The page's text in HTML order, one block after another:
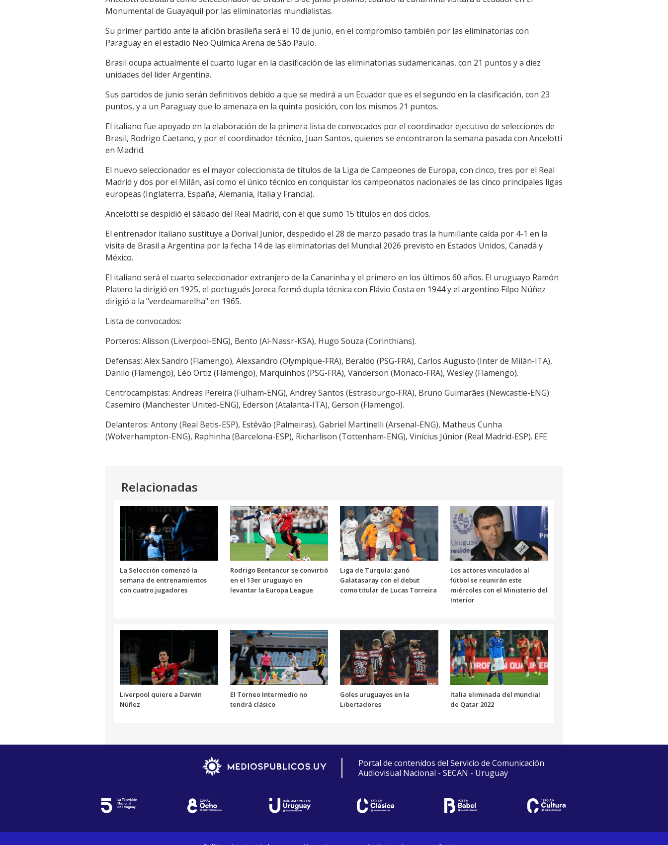
Monumental de Guayaquil por las eliminatorias mundialistas.
Su primer partido ante la afición brasileña será el 10 de junio, en el compromiso también por las eliminatorias con
Paraguay en el estadio Neo Química Arena de São Paulo.
Brasil ocupa actualmente el cuarto lugar en la clasificación de las eliminatorias sudamericanas, con 21 puntos y a diez
unidades del líder Argentina.
Sus partidos de junio serán definitivos debido a que se medirá a un Ecuador que es el segundo en la clasificación, con 23
puntos, y a un Paraguay que lo amenaza en la quinta posición, con los mismos 21 puntos.
El italiano fue apoyado en la elaboración de la primera lista de convocados por el coordinador ejecutivo de selecciones de
Brasil, Rodrigo Caetano, y por el coordinador técnico, Juan Santos, quienes se encontraron la semana pasada con Ancelotti
en Madrid.
El nuevo seleccionador es el mayor coleccionista de títulos de la Liga de Campeones de Europa, con cinco, tres por el Real
Madrid y dos por el Milán, así como el único técnico en conquistar los campeonatos nacionales de las cinco principales ligas
europeas (Inglaterra, España, Alemania, Italia y Francia).
Ancelotti se despidió el sábado del Real Madrid, con el que sumó 15 títulos en dos ciclos.
El entrenador italiano sustituye a Dorival Junior, despedido el 28 de marzo pasado tras la humillante caída por 4-1 en la
visita de Brasil a Argentina por la fecha 14 de las eliminatorias del Mundial 2026 previsto en Estados Unidos, Canadá y
México.
El italiano será el cuarto seleccionador extranjero de la Canarinha y el primero en los últimos 60 años. El uruguayo Ramón
Platero la dirigió en 1925, el portugués Joreca formó dupla técnica con Flávio Costa en 1944 y el argentino Filpo Núñez
dirigió a la "verdeamarelha" en 1965.
Lista de convocados:
Porteros: Alisson (Liverpool-ENG), Bento (Al-Nassr-KSA), Hugo Souza (Corinthians).
Defensas: Alex Sandro (Flamengo), Alexsandro (Olympique-FRA), Beraldo (PSG-FRA), Carlos Augusto (Inter de Milán-ITA),
Danilo (Flamengo), Léo Ortiz (Flamengo), Marquinhos (PSG-FRA), Vanderson (Monaco-FRA), Wesley (Flamengo).
Centrocampistas: Andreas Pereira (Fulham-ENG), Andrey Santos (Estrasburgo-FRA), Bruno Guimarães (Newcastle-ENG)
Casemiro (Manchester United-ENG), Ederson (Atalanta-ITA), Gerson (Flamengo).
Delanteros: Antony (Real Betis-ESP), Estêvão (Palmeiras), Gabriel Martinelli (Arsenal-ENG), Matheus Cunha
(Wolverhampton-ENG), Raphinha (Barcelona-ESP), Richarlison (Tottenham-ENG), Vinícius Júnior (Real Madrid-ESP). EFE
Relacionadas
La Selección comenzó la
semana de entrenamientos
con cuatro jugadores
Rodrigo Bentancur se convirtió
en el 13er uruguayo en
levantar la Europa League
Liga de Turquía: ganó
Galatasaray con el debut
como titular de Lucas Torreira
Los actores vinculados al
fútbol se reunirán este
miércoles con el Ministerio del
Interior
Liverpool quiere a Darwin
Núñez
El Torneo Intermedio no
tendrá clásico
Goles uruguayos en la
Libertadores
Italia eliminada del mundial
de Qatar 2022
Portal de contenidos del Servicio de Comunicación
Audiovisual Nacional - SECAN - Uruguay